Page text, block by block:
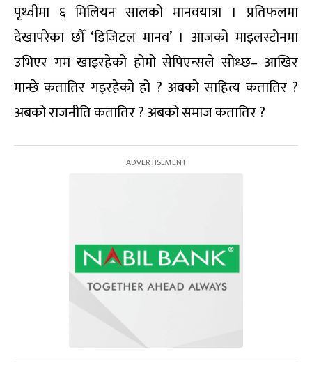
पृथ्वीमा ६ मिलियन सालको मानवयात्रा । प्रतिफलमा
देखापरेका छौँ ‘डिजिटल मानव’ । आजको माइलस्टोनमा
उभिएर गम खाइरहेको होमो सेपिएन्सले सोध्छ– आखिर
मान्छे कतातिर गइरहेको हो ? अबको साहित्य कतातिर ?
अबको राजनीति कतातिर ? अबको समाज कतातिर ?